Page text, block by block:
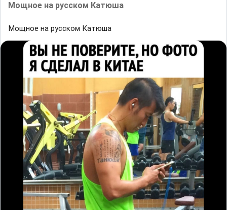
Мощное на русском Катюша
Мощное на русском Катюша